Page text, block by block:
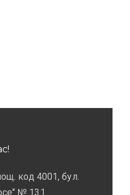
код 4001, бул.
№ 131